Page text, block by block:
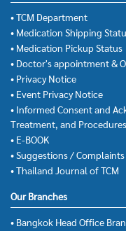
• TCM Department
• Medication Shipping
• Medication Pickup Status
• Doctor's appointment &
• Privacy Notice
• Event Privacy Notice
• Informed Consent and
Treatment, and Procedures
• E-BOOK
• Suggestions / Complaints
• Thailand Journal of TCM
Our Branches
• Bangkok Head Office